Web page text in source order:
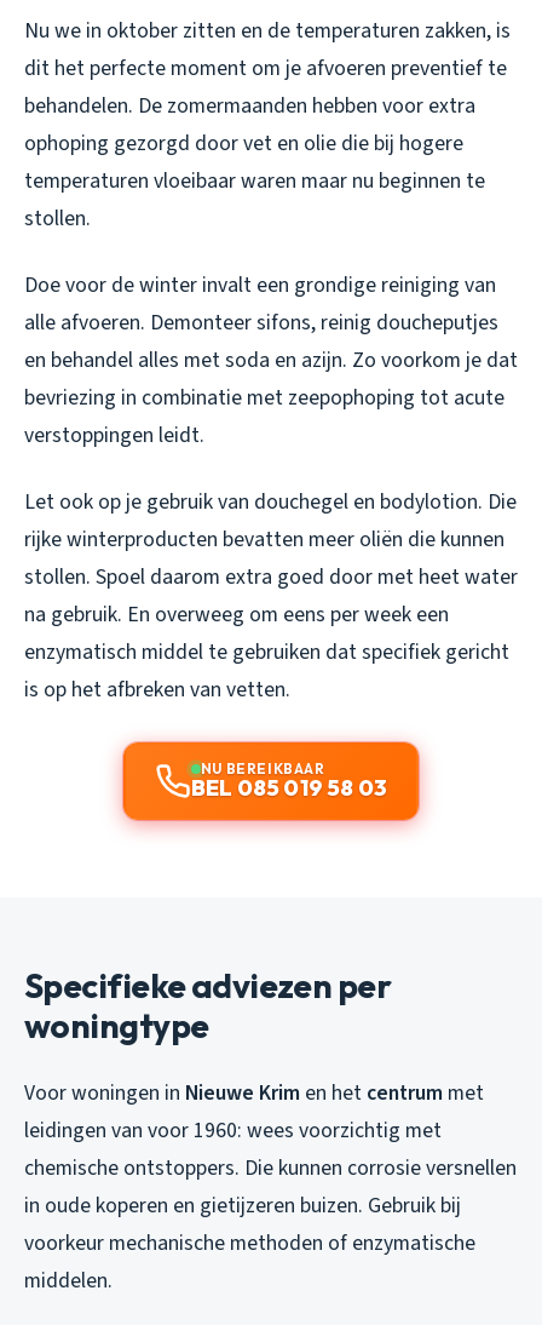
Nu we in oktober zitten en de temperaturen zakken, is
dit het perfecte moment om je afvoeren preventief te
behandelen. De zomermaanden hebben voor extra
ophoping gezorgd door vet en olie die bij hogere
temperaturen vloeibaar waren maar nu beginnen te
stollen.
Doe voor de winter invalt een grondige reiniging van
alle afvoeren. Demonteer sifons, reinig doucheputjes
en behandel alles met soda en azijn. Zo voorkom je dat
bevriezing in combinatie met zeepophoping tot acute
verstoppingen leidt.
Let ook op je gebruik van douchegel en bodylotion. Die
rijke winterproducten bevatten meer oliën die kunnen
stollen. Spoel daarom extra goed door met heet water
na gebruik. En overweeg om eens per week een
enzymatisch middel te gebruiken dat specifiek gericht
is op het afbreken van vetten.
NU BEREIKBAAR
BEL 085 019 58 03
Specifieke adviezen per
woningtype
Voor woningen in Nieuwe Krim en het centrum met
leidingen van voor 1960: wees voorzichtig met
chemische ontstoppers. Die kunnen corrosie versnellen
in oude koperen en gietijzeren buizen. Gebruik bij
voorkeur mechanische methoden of enzymatische
middelen.